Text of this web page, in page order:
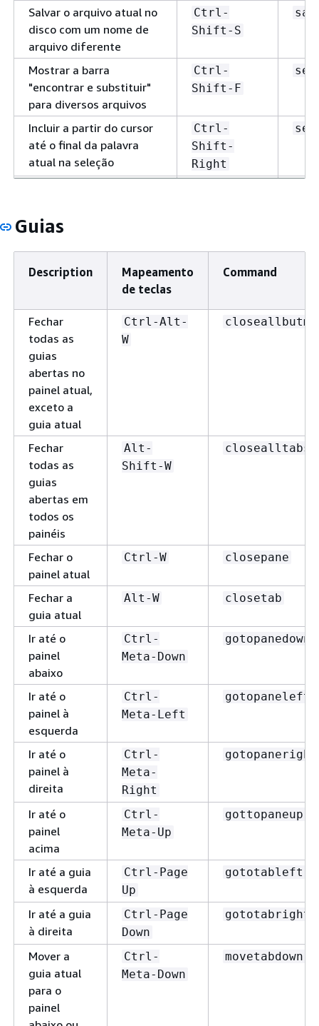
Salvar o arquivo atual no
disco com um nome de
arquivo diferente
Ctrl-
Shift-S
Mostrar a barra
"encontrar e substituir"
para diversos arquivos
Ctrl-
Shift-F
Incluir a partir do cursor
até o final da palavra
atual na seleção
Ctrl-
Shift-
Right
atual na seleção
Mostrar a caixa de
diálogo Lista de
processos
Ctrl-Alt-
Desfazer a última ação Ctrl-Z
Guias
Description
Mapeamento
de teclas
Command
Fechar
todas as
guias
abertas no
painel atual,
exceto a
guia atual
Ctrl-Alt-
W
closeallbutme
Fechar
todas as
guias
abertas em
todos os
painéis
Alt-
Shift-W
closealltabs
Fechar o
painel atual
Ctrl-W closepane
Fechar a
guia atual
Alt-W closetab
Ir até o
painel
abaixo
Ctrl-
Meta-Down
gotopanedown
Ir até o
painel à
esquerda
Ctrl-
Meta-Left
gotopaneleft
Ir até o
painel à
direita
Ctrl-
Meta-
Right
gotopaneright
Ir até o
painel
acima
Ctrl-
Meta-Up
gottopaneup
Ir até a guia
à esquerda
Ctrl-Page
Up
gototableft
Ir até a guia
à direita
Ctrl-Page
Down
gototabright
Mover a
guia atual
para o
painel
Ctrl-
Meta-Down
movetabdown